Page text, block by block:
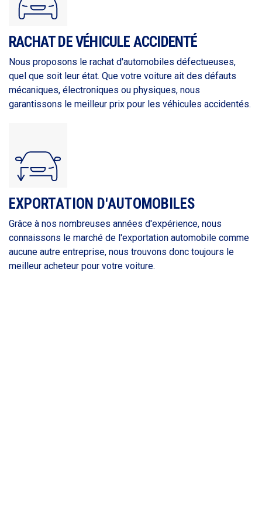
RACHAT DE VÉHICULE ACCIDENTÉ
Nous proposons le rachat d'automobiles défectueuses,
quel que soit leur état. Que votre voiture ait des défauts
mécaniques, électroniques ou physiques, nous
garantissons le meilleur prix pour les véhicules accidentés.
EXPORTATION D'AUTOMOBILES
Grâce à nos nombreuses années d'expérience, nous
connaissons le marché de l'exportation automobile comme
aucune autre entreprise, nous trouvons donc toujours le
meilleur acheteur pour votre voiture.